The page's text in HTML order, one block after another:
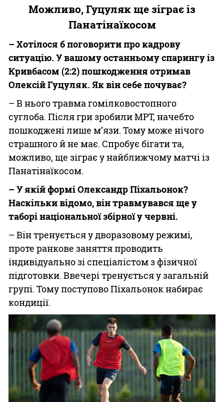
Можливо, Гуцуляк ще зіграє із
Панатінаїкосом
– Хотілося б поговорити про кадрову
ситуацію. У вашому останньому спарингу із
Кривбасом (2:2) пошкодження отримав
Олексій Гуцуляк. Як він себе почуває?
– В нього травма гомілковостопного
суглоба. Після гри зробили МРТ, начебто
пошкоджені лише м’язи. Тому може нічого
страшного й не має. Спробує бігати та,
можливо, ще зіграє у найближчому матчі із
Панатінаїкосом.
– У якій формі Олександр Піхальонок?
Наскільки відомо, він травмувався ще у
таборі національної збірної у червні.
– Він тренується у дворазовому режимі,
проте ранкове заняття проводить
індивідуально зі спеціалістом з фізичної
підготовки. Ввечері тренується у загальній
групі. Тому поступово Піхальонок набирає
кондиції.